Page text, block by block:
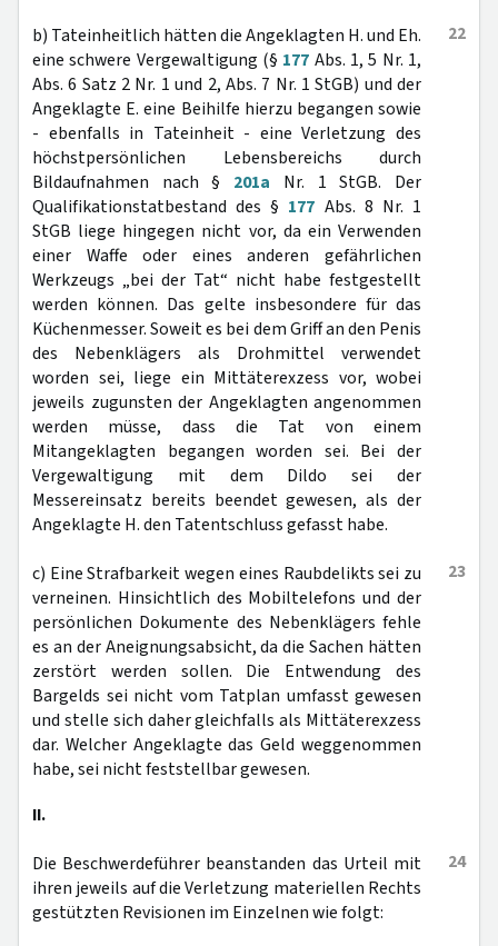
22
b) Tateinheitlich hätten die Angeklagten H. und Eh.
eine schwere Vergewaltigung (§ 177 Abs. 1, 5 Nr. 1,
Abs. 6 Satz 2 Nr. 1 und 2, Abs. 7 Nr. 1 StGB) und der
Angeklagte E. eine Beihilfe hierzu begangen sowie
- ebenfalls in Tateinheit - eine Verletzung des
höchstpersönlichen Lebensbereichs durch
Bildaufnahmen nach § 201a Nr. 1 StGB. Der
Qualifikationstatbestand des § 177 Abs. 8 Nr. 1
StGB liege hingegen nicht vor, da ein Verwenden
einer Waffe oder eines anderen gefährlichen
Werkzeugs „bei der Tat“ nicht habe festgestellt
werden können. Das gelte insbesondere für das
Küchenmesser. Soweit es bei dem Griff an den Penis
des Nebenklägers als Drohmittel verwendet
worden sei, liege ein Mittäterexzess vor, wobei
jeweils zugunsten der Angeklagten angenommen
werden müsse, dass die Tat von einem
Mitangeklagten begangen worden sei. Bei der
Vergewaltigung mit dem Dildo sei der
Messereinsatz bereits beendet gewesen, als der
Angeklagte H. den Tatentschluss gefasst habe.
23
c) Eine Strafbarkeit wegen eines Raubdelikts sei zu
verneinen. Hinsichtlich des Mobiltelefons und der
persönlichen Dokumente des Nebenklägers fehle
es an der Aneignungsabsicht, da die Sachen hätten
zerstört werden sollen. Die Entwendung des
Bargelds sei nicht vom Tatplan umfasst gewesen
und stelle sich daher gleichfalls als Mittäterexzess
dar. Welcher Angeklagte das Geld weggenommen
habe, sei nicht feststellbar gewesen.
II.
24
Die Beschwerdeführer beanstanden das Urteil mit
ihren jeweils auf die Verletzung materiellen Rechts
gestützten Revisionen im Einzelnen wie folgt: